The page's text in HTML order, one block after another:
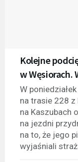
Kolejne
w Węsiorach.
W
na trasie 228 z
na Kaszubach
na jezdni
na to, że jego
wyjaśniali